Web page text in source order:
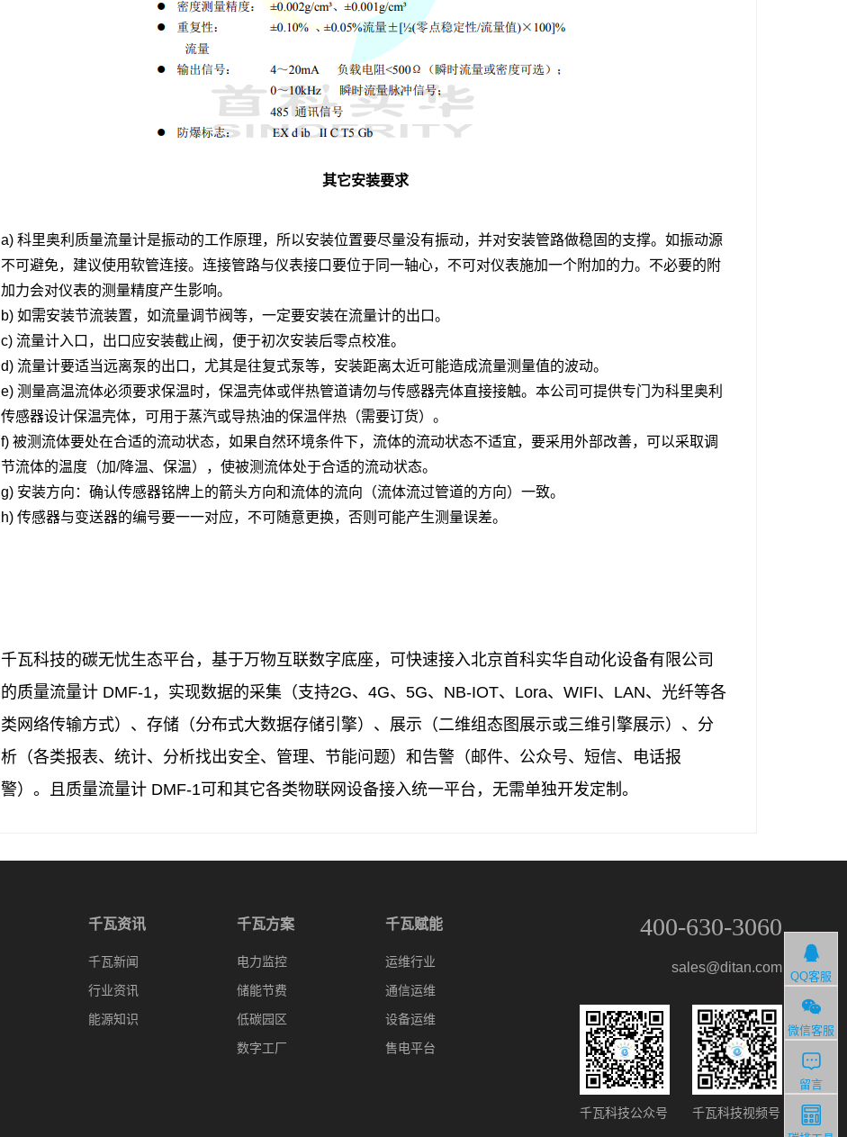
其它安装要求
a) 科里奥利质量流量计是振动的工作原理，所以安装位置要尽量没有振动，并对安装管路做稳固的支撑。如振动源
不可避免，建议使用软管连接。连接管路与仪表接口要位于同一轴心，不可对仪表施加一个附加的力。不必要的附
加力会对仪表的测量精度产生影响。
b) 如需安装节流装置，如流量调节阀等，一定要安装在流量计的出口。
c) 流量计入口，出口应安装截止阀，便于初次安装后零点校准。
d) 流量计要适当远离泵的出口，尤其是往复式泵等，安装距离太近可能造成流量测量值的波动。
e) 测量高温流体必须要求保温时，保温壳体或伴热管道请勿与传感器壳体直接接触。本公司可提供专门为科里奥利
传感器设计保温壳体，可用于蒸汽或导热油的保温伴热（需要订货）。
f) 被测流体要处在合适的流动状态，如果自然环境条件下，流体的流动状态不适宜，要采用外部改善，可以采取调
节流体的温度（加/降温、保温），使被测流体处于合适的流动状态。
g) 安装方向：确认传感器铭牌上的箭头方向和流体的流向（流体流过管道的方向）一致。
h) 传感器与变送器的编号要一一对应，不可随意更换，否则可能产生测量误差。
千瓦科技的碳无忧生态平台，基于万物互联数字底座，可快速接入北京首科实华自动化设备有限公司
的质量流量计 DMF-1，实现数据的采集（支持2G、4G、5G、NB-IOT、Lora、WIFI、LAN、光纤等各
类网络传输方式）、存储（分布式大数据存储引擎）、展示（二维组态图展示或三维引擎展示）、分
析（各类报表、统计、分析找出安全、管理、节能问题）和告警（邮件、公众号、短信、电话报
警）。且质量流量计 DMF-1可和其它各类物联网设备接入统一平台，无需单独开发定制。
千瓦资讯
千瓦新闻
行业资讯
能源知识
千瓦方案
电力监控
储能节费
低碳园区
数字工厂
千瓦赋能
运维行业
通信运维
设备运维
售电平台
400-630-3060
sales@ditan.com
千瓦科技公众号 千瓦科技视频号
QQ客服
微信客服
留言